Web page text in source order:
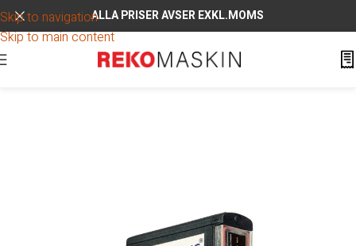
Skip to navigation
Skip to main content
ALLA PRISER AVSER EXKL.MOMS